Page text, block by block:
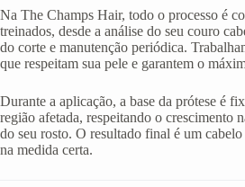
Na The Champs Hair, todo o processo é
treinados, desde a análise do seu couro
do corte e manutenção periódica.
que respeitam sua pele e garantem o
Durante a aplicação, a base da prótese é
região afetada, respeitando o crescimento
do seu rosto. O resultado final é um
na medida certa.